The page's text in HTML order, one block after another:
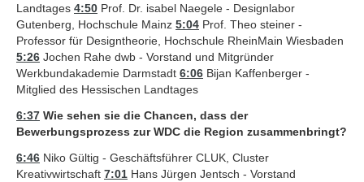
Landtages 4:50 Prof. Dr. isabel Naegele - Designlabor
Gutenberg, Hochschule Mainz 5:04 Prof. Theo steiner -
Professor für Designtheorie, Hochschule RheinMain Wiesbaden
5:26 Jochen Rahe dwb - Vorstand und Mitgründer
Werkbundakademie Darmstadt 6:06 Bijan Kaffenberger -
Mitglied des Hessischen Landtages
6:37 Wie sehen sie die Chancen, dass der
Bewerbungsprozess zur WDC die Region zusammenbringt?
6:46 Niko Gültig - Geschäftsführer CLUK, Cluster
Kreativwirtschaft 7:01 Hans Jürgen Jentsch - Vorstand